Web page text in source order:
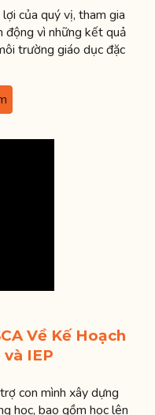
của quý vị, tham gia
động vì những kết quả
trường giáo dục đặc
Về Kế Hoạch
IEP
con mình xây dựng
học, bao gồm học lên